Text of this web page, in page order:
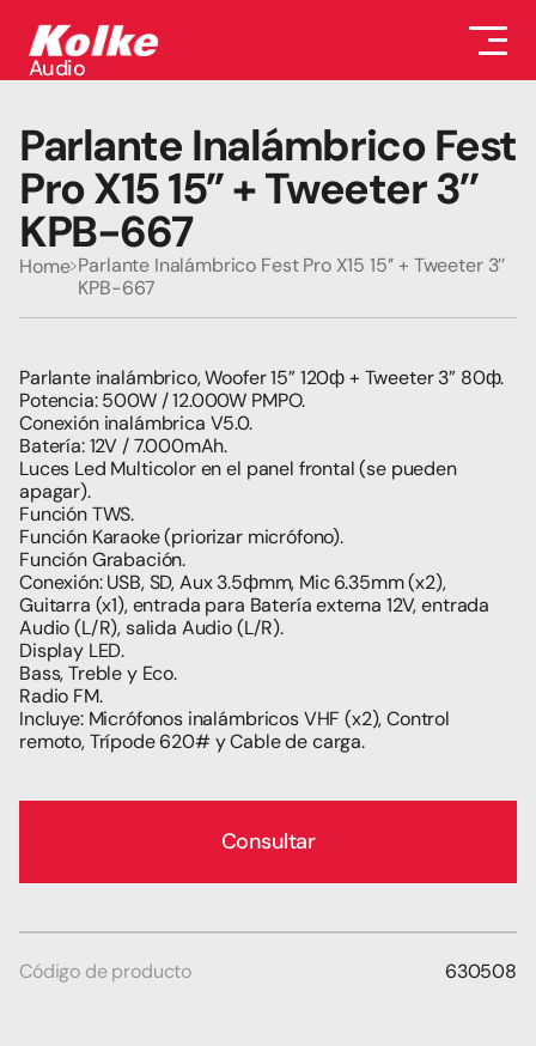
Audio
Auriculares
Conectividad
Gaming
Seguridad
Perifericos
Televisores
Tabletas
Parlante Inalámbrico Fest
Pro X15 15’’ + Tweeter 3’’
KPB-667
Home Parlante Inalámbrico Fest Pro X15 15’’ + Tweeter 3’’
KPB-667
Parlante inalámbrico, Woofer 15” 120ф + Tweeter 3” 80ф.
Potencia: 500W / 12.000W PMPO.
Conexión inalámbrica V5.0.
Batería: 12V / 7.000mAh.
Luces Led Multicolor en el panel frontal (se pueden
apagar).
Función TWS.
Función Karaoke (priorizar micrófono).
Función Grabación.
Conexión: USB, SD, Aux 3.5фmm, Mic 6.35mm (x2),
Guitarra (x1), entrada para Batería externa 12V, entrada
Audio (L/R), salida Audio (L/R).
Display LED.
Bass, Treble y Eco.
Radio FM.
Incluye: Micrófonos inalámbricos VHF (x2), Control
remoto, Trípode 620# y Cable de carga.
Consultar
Código de producto 630508